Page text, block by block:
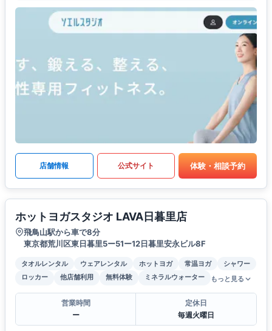
店舗情報 公式サイト 体験・相談予約
ホットヨガスタジオ LAVA日暮里店
飛鳥山駅から車で8分
東京都荒川区東日暮里5ー51ー12日暮里安永ビル8F
タオルレンタル ウェアレンタル ホットヨガ 常温ヨガ
シャワー
ロッカー
他店舗利用 無料体験 ミネラルウォーター もっと見る
営業時間
ー
定休日
毎週火曜日